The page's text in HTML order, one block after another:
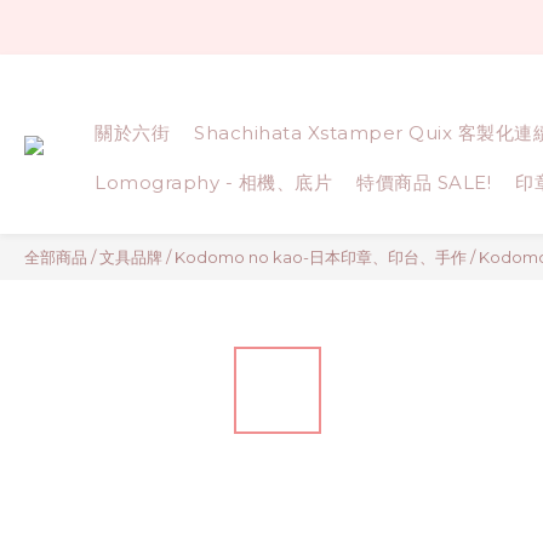
關於六街 Shachihata Xstamper Quix 客製化連
Lomography - 相機、底片 特價商品 SALE! 印
全部商品 /文具品牌 /Kodomo no kao-日本印章、印台、手作/